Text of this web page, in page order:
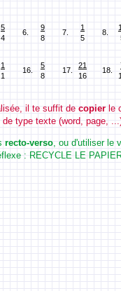
5
4
6.
9
8
7.
1
5
8.
1
1
16.
5
8
17.
21
16
18.
il te suffit de copier le
type texte (word, page,
recto-verso, ou d'utiliser le
: RECYCLE LE